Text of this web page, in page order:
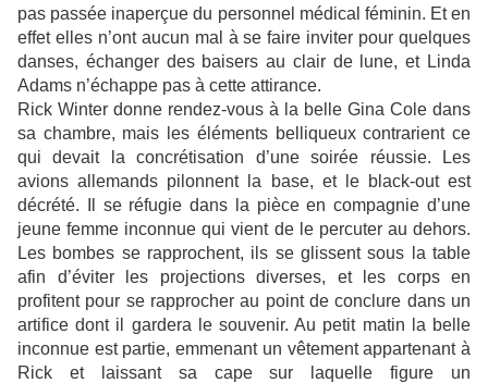
pas passée inaperçue du personnel médical féminin. Et en
effet elles n’ont aucun mal à se faire inviter pour quelques
danses, échanger des baisers au clair de lune, et Linda
Adams n’échappe pas à cette attirance.
Rick Winter donne rendez-vous à la belle Gina Cole dans
sa chambre, mais les éléments belliqueux contrarient ce
qui devait la concrétisation d’une soirée réussie. Les
avions allemands pilonnent la base, et le black-out est
décrété. Il se réfugie dans la pièce en compagnie d’une
jeune femme inconnue qui vient de le percuter au dehors.
Les bombes se rapprochent, ils se glissent sous la table
afin d’éviter les projections diverses, et les corps en
profitent pour se rapprocher au point de conclure dans un
artifice dont il gardera le souvenir. Au petit matin la belle
inconnue est partie, emmenant un vêtement appartenant à
Rick et laissant sa cape sur laquelle figure un